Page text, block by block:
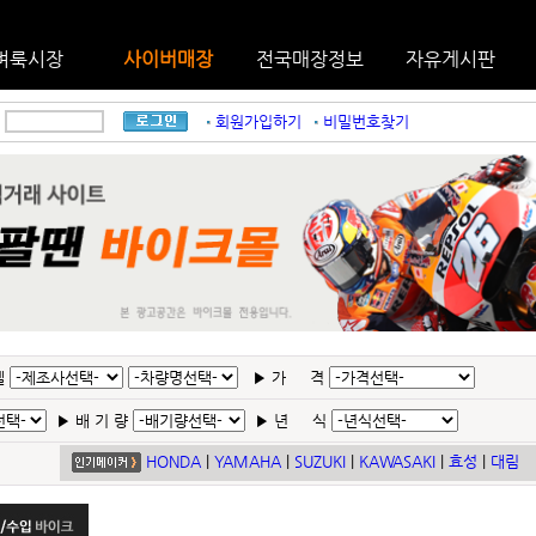
룩시장 사이버매장 전국매장정보 자유게시판
회원가입하기 비밀번호찾기
▶ 가 격
▶ 배 기 량 ▶ 년 식
HONDA | YAMAHA | SUZUKI | KAWASAKI | 효성 | 대림